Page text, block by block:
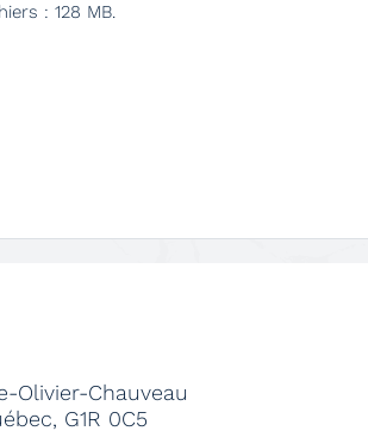
: 128 MB.
Olivier-Chauveau
G1R 0C5